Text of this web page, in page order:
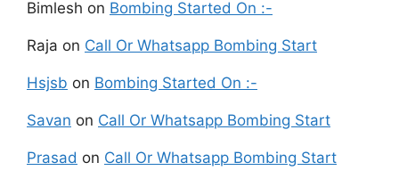
Bimlesh on Bombing Started On :-
Raja on Call Or Whatsapp Bombing Start
Hsjsb on Bombing Started On :-
Savan on Call Or Whatsapp Bombing Start
Prasad on Call Or Whatsapp Bombing Start